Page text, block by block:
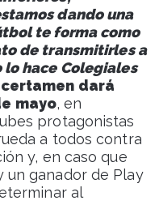
dando una
te forma como
de transmitirles a
lo hace Colegiales
certamen dará
mayo, en
protagonistas
a todos contra
y, en caso que
un ganador de Play
al